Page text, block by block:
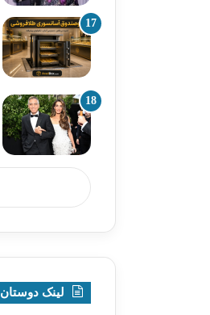
لینک دوستان